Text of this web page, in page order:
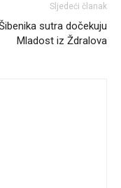
Sljedeći članak
sutra dočekuju
Mladost iz Ždralova